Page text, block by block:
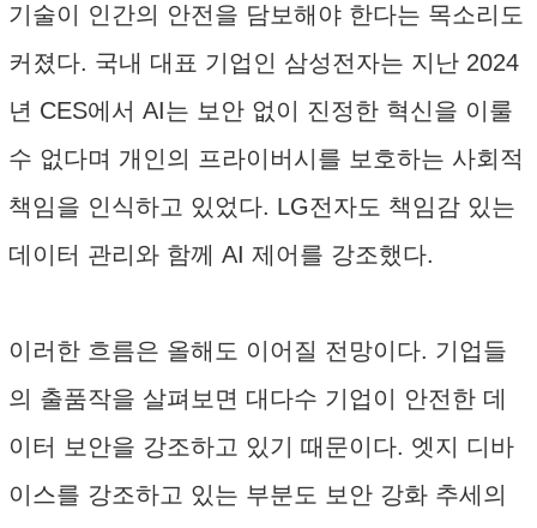
기술이 인간의 안전을 담보해야 한다는 목소리도
커졌다. 국내 대표 기업인 삼성전자는 지난 2024
년 CES에서 AI는 보안 없이 진정한 혁신을 이룰
수 없다며 개인의 프라이버시를 보호하는 사회적
책임을 인식하고 있었다. LG전자도 책임감 있는
데이터 관리와 함께 AI 제어를 강조했다.
이러한 흐름은 올해도 이어질 전망이다. 기업들
의 출품작을 살펴보면 대다수 기업이 안전한 데
이터 보안을 강조하고 있기 때문이다. 엣지 디바
이스를 강조하고 있는 부분도 보안 강화 추세의